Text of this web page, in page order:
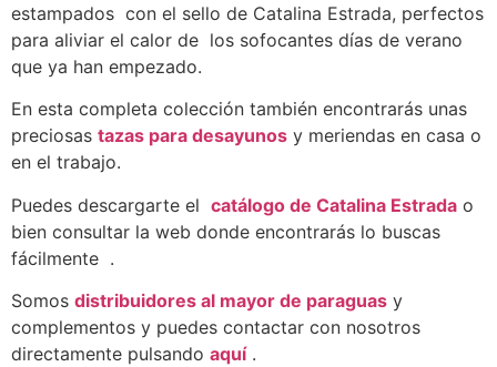
estampados con el sello de Catalina Estrada, perfectos
para aliviar el calor de los sofocantes días de verano
que ya han empezado.
En esta completa colección también encontrarás unas
preciosas tazas para desayunos y meriendas en casa o
en el trabajo.
Puedes descargarte el catálogo de Catalina Estrada o
bien consultar la web donde encontrarás lo buscas
fácilmente .
Somos distribuidores al mayor de paraguas y
complementos y puedes contactar con nosotros
directamente pulsando aquí.